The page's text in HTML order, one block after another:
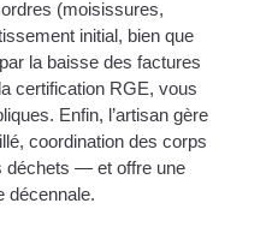
(moisissures,
initial, bien que
la baisse des factures
certification RGE, vous
Enfin, l’artisan gère
coordination des corps
déchets — et offre une
décennale.